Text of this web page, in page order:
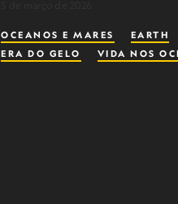
OCEANOS E MARES EARTH
ERA DO GELO
VIDA NOS